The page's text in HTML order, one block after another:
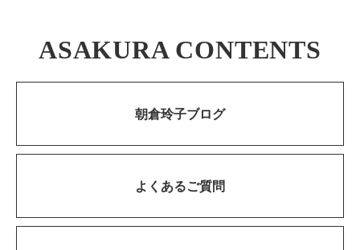
ASAKURA CONTENTS
朝倉玲子ブログ
よくあるご質問